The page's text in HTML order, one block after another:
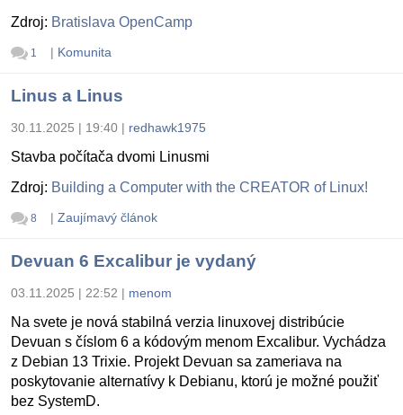
Zdroj: Bratislava OpenCamp
1 | Komunita
Linus a Linus
30.11.2025 | 19:40 | redhawk1975
Stavba počítača dvomi Linusmi
Zdroj: Building a Computer with the CREATOR of Linux!
8 | Zaujímavý článok
Devuan 6 Excalibur je vydaný
03.11.2025 | 22:52 | menom
Na svete je nová stabilná verzia linuxovej distribúcie
Devuan s číslom 6 a kódovým menom Excalibur. Vychádza
z Debian 13 Trixie. Projekt Devuan sa zameriava na
poskytovanie alternatívy k Debianu, ktorú je možné použiť
bez SystemD.